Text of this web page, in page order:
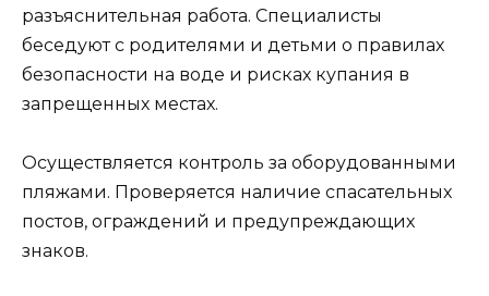
разъяснительная работа. Специалисты
беседуют с родителями и детьми о правилах
безопасности на воде и рисках купания в
запрещенных местах.
Осуществляется контроль за оборудованными
пляжами. Проверяется наличие спасательных
постов, ограждений и предупреждающих
знаков.